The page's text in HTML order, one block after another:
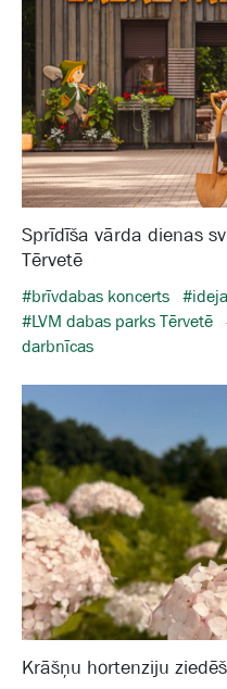
Sprīdīša vārda dienas
Tērvetē
#brīvdabas koncerts
#LVM dabas parks Tērvetē
darbnīcas
Krāšņu hortenziju